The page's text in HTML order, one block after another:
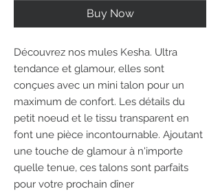
Buy Now
Découvrez nos mules Kesha. Ultra
tendance et glamour, elles sont
conçues avec un mini talon pour un
maximum de confort. Les détails du
petit noeud et le tissu transparent en
font une pièce incontournable. Ajoutant
une touche de glamour à n'importe
quelle tenue, ces talons sont parfaits
pour votre prochain dîner